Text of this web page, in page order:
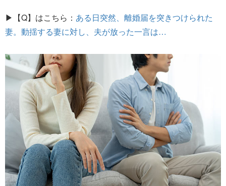
▶【Q】はこちら： ある日突然、離婚届を突きつけられた
妻。動揺する妻に対し、夫が放った一言は…